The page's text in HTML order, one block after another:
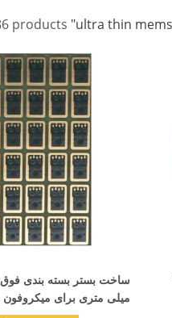
میلی متری برای میکروفون